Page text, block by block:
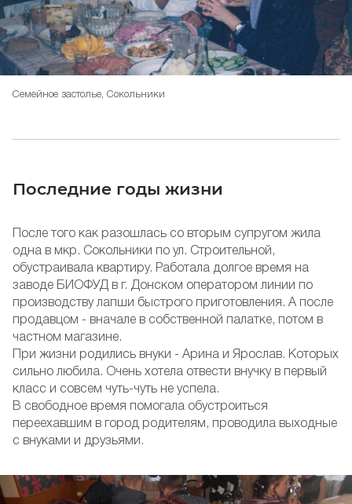
Семейное застолье, Сокольники
Последние годы жизни
После того как разошлась со вторым супругом жила
одна в мкр. Сокольники по ул. Строительной,
обустраивала квартиру. Работала долгое время на
заводе БИОФУД в г. Донском оператором линии по
производству лапши быстрого приготовления. А после
продавцом - вначале в собственной палатке, потом в
частном магазине.
При жизни родились внуки - Арина и Ярослав. Которых
сильно любила. Очень хотела отвести внучку в первый
класс и совсем чуть-чуть не успела.
В свободное время помогала обустроиться
переехавшим в город родителям, проводила выходные
с внуками и друзьями.